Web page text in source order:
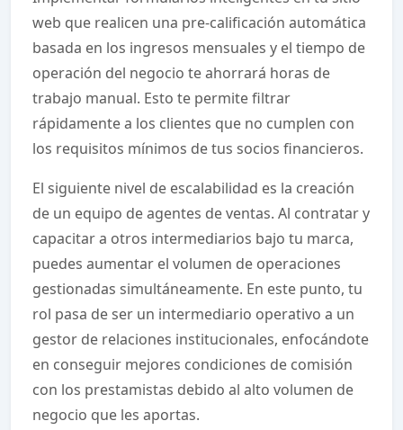
web que realicen una pre-calificación automática
basada en los ingresos mensuales y el tiempo de
operación del negocio te ahorrará horas de
trabajo manual. Esto te permite filtrar
rápidamente a los clientes que no cumplen con
los requisitos mínimos de tus socios financieros.
El siguiente nivel de escalabilidad es la creación
de un equipo de agentes de ventas. Al contratar y
capacitar a otros intermediarios bajo tu marca,
puedes aumentar el volumen de operaciones
gestionadas simultáneamente. En este punto, tu
rol pasa de ser un intermediario operativo a un
gestor de relaciones institucionales, enfocándote
en conseguir mejores condiciones de comisión
con los prestamistas debido al alto volumen de
negocio que les aportas.